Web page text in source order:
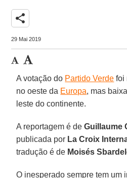
share
29 Mai 2019
A votação do Partido Verde foi
no oeste da Europa, mas
leste do continente.
A reportagem é deGuillaume
publicada por La Croix
tradução é de Moisés
O inesperado sempre tem um